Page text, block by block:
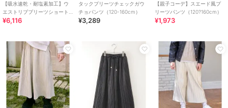
【吸水速乾・耐塩素加工】ウ
エストリブプリーツショート
パンツ
¥6,116
タックプリーツチェックガウ
チョパンツ（120-160cm）
¥3,289
【親子コーデ】スエード風プ
リーツパンツ（120?160cm）
¥1,973